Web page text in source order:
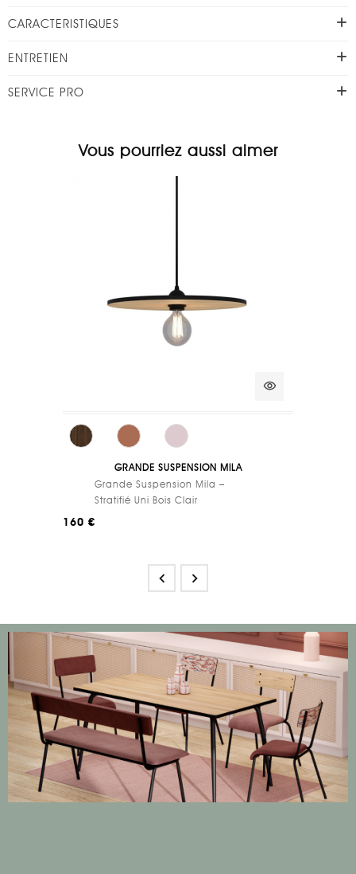
CARACTERISTIQUES
ENTRETIEN
SERVICE PRO
Vous pourriez aussi aimer
visibility
GRANDE SUSPENSION MILA
Grande Suspension Mila –
Stratifié Uni Bois Clair
160 €
 